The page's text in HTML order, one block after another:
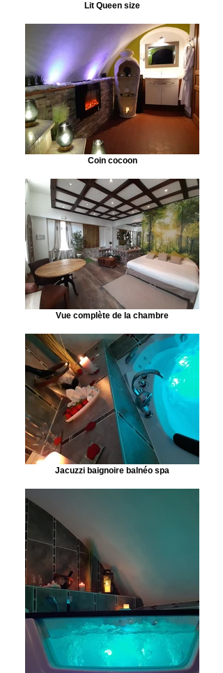
Lit Queen size
Coin cocoon
Vue complète de la chambre
Jacuzzi baignoire balnéo spa